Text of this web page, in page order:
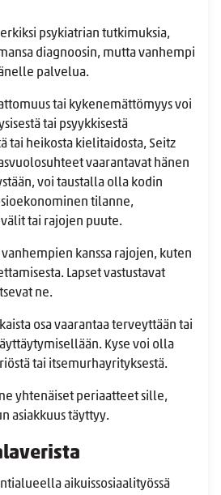
psykiatrian tutkimuksia,
diagnoosin, mutta vanhempi
palvelua.
tai kykenemättömyys voi
tai psyykkisestä
tai heikosta kielitaidosta, Seitz
vaarantavat hänen
voi taustalla olla kodin
tilanne,
tai rajojen puute.
kanssa rajojen, kuten
Lapset vastustavat
ne.
osa vaarantaa terveyttään tai
Kyse voi olla
tai itsemurhayrityksestä.
yhtenäiset periaatteet sille,
asiakkuus täyttyy.
aikuissosiaalityössä